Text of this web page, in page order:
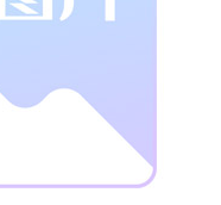
业企
能源